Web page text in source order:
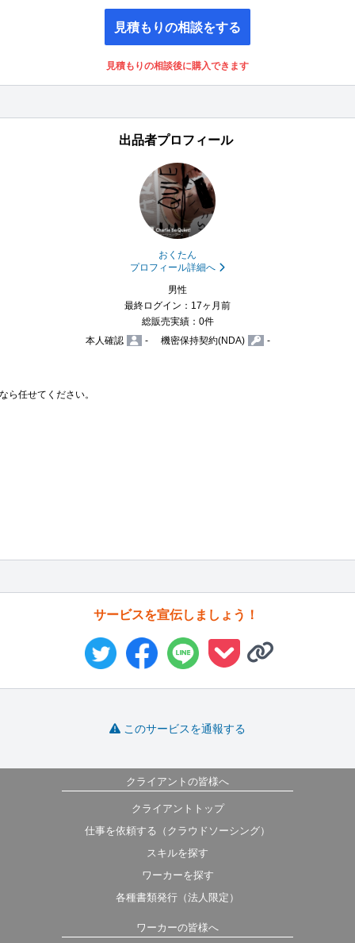
見積もりの相談をする
見積もりの相談後に購入できます
出品者プロフィール
おくたん
プロフィール詳細へ
男性
最終ログイン：17ヶ月前
総販売実績：0件
本人確認
- 機密保持契約(NDA) -
ら任せてください。
サービスを宣伝しましょう！
このサービスを通報する
クライアントの皆様へ
クライアントトップ
仕事を依頼する（クラウドソーシング）
スキルを探す
ワーカーを探す
各種書類発行（法人限定）
ワーカーの皆様へ